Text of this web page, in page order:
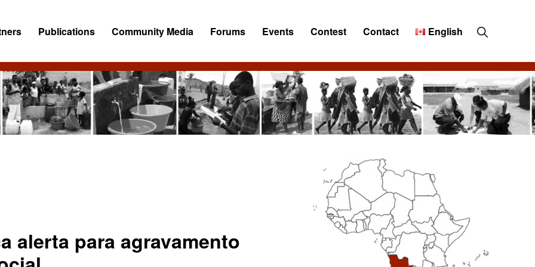
Publications Community Media Forums Events Contest Contact English Show
Search
alerta para agravamento
Primary
Sidebar